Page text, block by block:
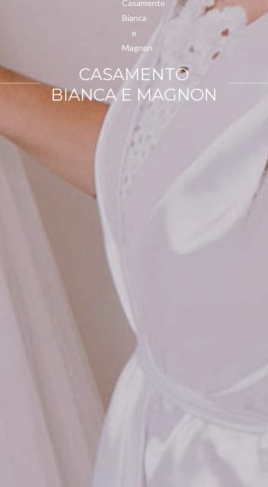
CASAMENTO
BIANCA E MAGNON